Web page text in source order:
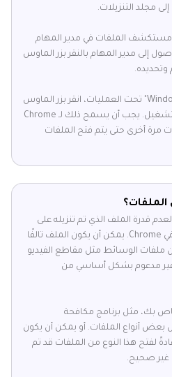
الملفات في مدير المهام
إلى مدير المهام بالنقر بزر الماوس
ابحث عن "مستكشف Windows" تحت العمليات، انقر بزر الماوس
الأيمن عليه، واختر إعادة التشغيل. يجب أن يسمح ذلك لـ Chrome
مرة أخرى حتى يتم فتح الملفات
الملفات؟
قدرة الملف الذي تم تنزيله على
الفتح بعد اكتمال التنزيل في Chrome. يمكن أن يكون الملف تالفًا
ملفات الوسائط مثل مقاطع الفيديو
مدعوم بشكل أساسي من
بك، مثل برنامج مكافحة
أنواع الملفات. أو يمكن أن يكون
لفتح هذا النوع من الملفات قد تم
غير صحيح.